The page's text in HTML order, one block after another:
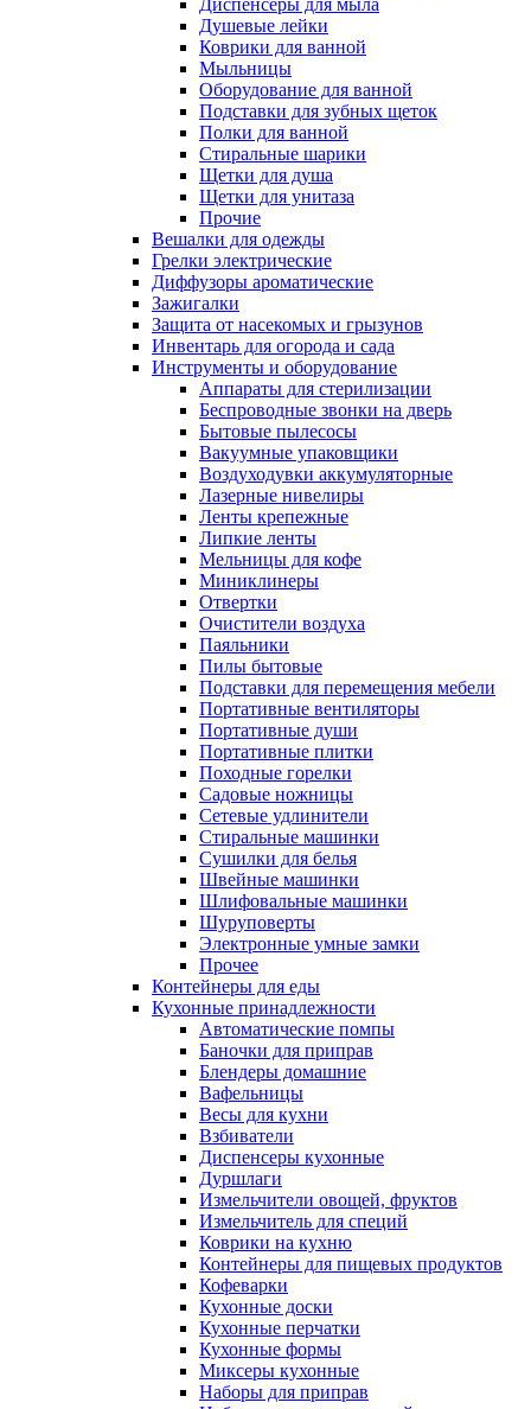
Диспенсеры для мыла
Душевые лейки
Коврики для ванной
Мыльницы
Оборудование для ванной
Подставки для зубных щеток
Полки для ванной
Стиральные шарики
Щетки для душа
Щетки для унитаза
Прочие
Вешалки для одежды
Грелки электрические
Диффузоры ароматические
Зажигалки
Защита от насекомых и грызунов
Инвентарь для огорода и сада
Инструменты и оборудование
Аппараты для стерилизации
Беспроводные звонки на дверь
Бытовые пылесосы
Вакуумные упаковщики
Воздуходувки аккумуляторные
Лазерные нивелиры
Ленты крепежные
Липкие ленты
Мельницы для кофе
Миниклинеры
Отвертки
Очистители воздуха
Паяльники
Пилы бытовые
Подставки для перемещения мебели
Портативные вентиляторы
Портативные души
Портативные плитки
Походные горелки
Садовые ножницы
Сетевые удлинители
Стиральные машинки
Сушилки для белья
Швейные машинки
Шлифовальные машинки
Шуруповерты
Электронные умные замки
Прочее
Контейнеры для еды
Кухонные принадлежности
Автоматические помпы
Баночки для приправ
Блендеры домашние
Вафельницы
Весы для кухни
Взбиватели
Диспенсеры кухонные
Дуршлаги
Измельчители овощей, фруктов
Измельчитель для специй
Коврики на кухню
Контейнеры для пищевых продуктов
Кофеварки
Кухонные доски
Кухонные перчатки
Кухонные формы
Миксеры кухонные
Наборы для приправ